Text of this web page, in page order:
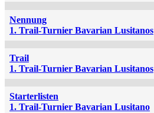
Nennung
1. Trail-Turnier Bavarian Lusitanos
Trail
1. Trail-Turnier Bavarian Lusitanos
Starterlisten
1. Trail-Turnier Bavarian Lusitano